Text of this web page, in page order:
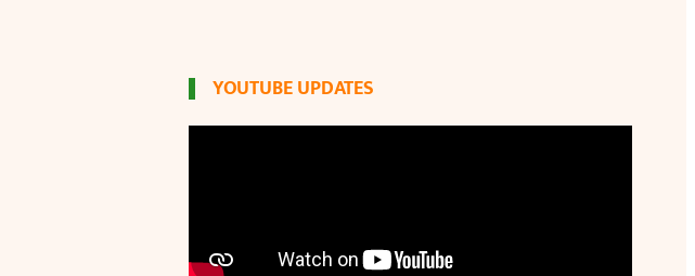
YOUTUBE UPDATES